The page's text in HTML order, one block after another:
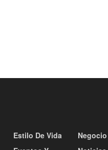
Estilo De Vida
Negocio